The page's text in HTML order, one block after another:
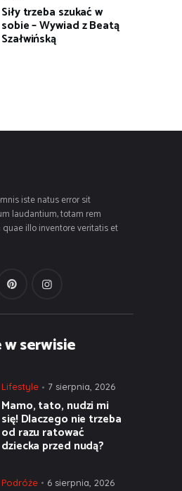
Siły trzeba szukać w
sobie – Wywiad z Beatą
Szałwińską
iste natus error sit
laudantium, totam rem
illo inventore veritatis et
serwisie
Lifestyle 7 sierpnia, 2026
Mamo, tato, nudzi mi
się! Dlaczego nie trzeba
od razu ratować
dziecka przed nudą?
Podróże 6 sierpnia, 2026